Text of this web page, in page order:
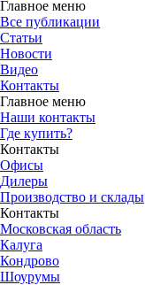
Главное меню
Все публикации
Статьи
Новости
Видео
Контакты
Главное меню
Наши контакты
Где купить?
Контакты
Офисы
Дилеры
Производство и склады
Контакты
Московская область
Калуга
Кондрово
Шоурумы